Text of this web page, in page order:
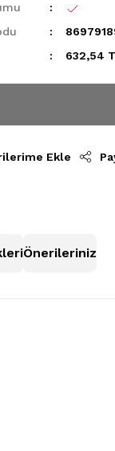
632,54
Önerileriniz